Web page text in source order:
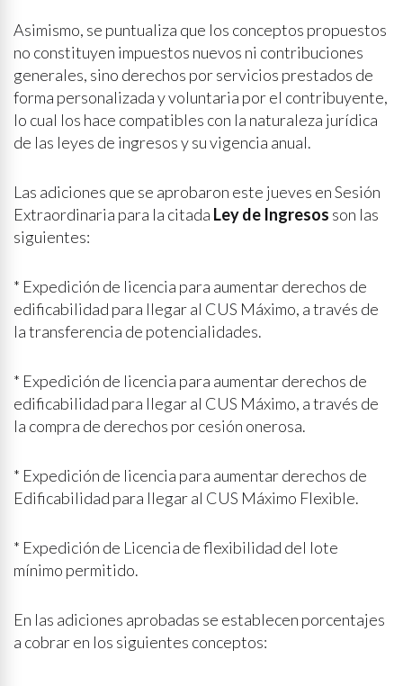
Asimismo, se puntualiza que los conceptos propuestos
no constituyen impuestos nuevos ni contribuciones
generales, sino derechos por servicios prestados de
forma personalizada y voluntaria por el contribuyente,
lo cual los hace compatibles con la naturaleza jurídica
de las leyes de ingresos y su vigencia anual.
Las adiciones que se aprobaron este jueves en Sesión
Extraordinaria para la citada Ley de Ingresos son las
siguientes:
* Expedición de licencia para aumentar derechos de
edificabilidad para llegar al CUS Máximo, a través de
la transferencia de potencialidades.
* Expedición de licencia para aumentar derechos de
edificabilidad para llegar al CUS Máximo, a través de
la compra de derechos por cesión onerosa.
* Expedición de licencia para aumentar derechos de
Edificabilidad para llegar al CUS Máximo Flexible.
* Expedición de Licencia de flexibilidad del lote
mínimo permitido.
En las adiciones aprobadas se establecen porcentajes
a cobrar en los siguientes conceptos: